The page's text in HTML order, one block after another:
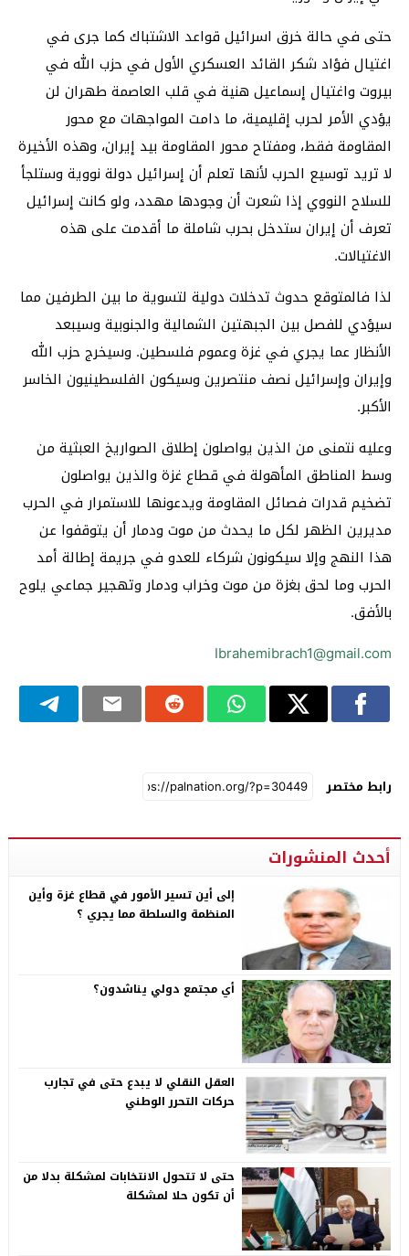
حتى في حالة خرق اسرائيل قواعد الاشتباك كما جرى في
اغتيال فؤاد شكر القائد العسكري الأول في حزب الله في
بيروت واغتيال إسماعيل هنية في قلب العاصمة طهران لن
يؤدي الأمر لحرب إقليمية، ما دامت المواجهات مع محور
المقاومة فقط، ومفتاح محور المقاومة بيد إيران، وهذه الأخيرة
لا تريد توسيع الحرب لأنها تعلم أن إسرائيل دولة نووية وستلجأ
للسلاح النووي إذا شعرت أن وجودها مهدد، ولو كانت إسرائيل
تعرف أن إيران ستدخل بحرب شاملة ما أقدمت على هذه
الاغتيالات.
لذا فالمتوقع حدوث تدخلات دولية لتسوية ما بين الطرفين مما
سيؤدي للفصل بين الجبهتين الشمالية والجنوبية وسيبعد
الأنظار عما يجري في غزة وعموم فلسطين. وسيخرج حزب الله
وإيران وإسرائيل نصف منتصرين وسيكون الفلسطينيون الخاسر
الأكبر.
وعليه نتمنى من الذين يواصلون إطلاق الصواريخ العبثية من
وسط المناطق المأهولة في قطاع غزة والذين يواصلون
تضخيم قدرات فصائل المقاومة ويدعونها للاستمرار في الحرب
مديرين الظهر لكل ما يحدث من موت ودمار أن يتوقفوا عن
هذا النهج وإلا سيكونون شركاء للعدو في جريمة إطالة أمد
الحرب وما لحق بغزة من موت وخراب ودمار وتهجير جماعي يلوح
بالأفق.
Ibrahemibrach1@gmail.com
رابط مختصر
أحدث المنشورات
إلى أين تسير الأمور في قطاع غزة وأين
المنظمة والسلطة مما يجري ؟
أي مجتمع دولي يناشدون؟
العقل النقلي لا يبدع حتى في تجارب
حركات التحرر الوطني
حتى لا تتحول الانتخابات لمشكلة بدلا من
أن تكون حلا لمشكلة